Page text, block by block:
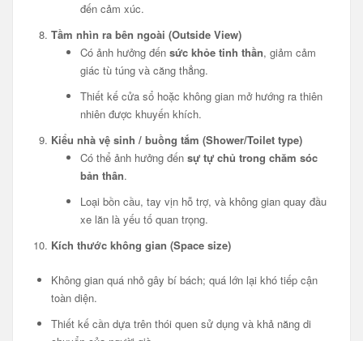
đến cảm xúc.
Tầm nhìn ra bên ngoài (Outside View)
Có ảnh hưởng đến sức khỏe tinh thần, giảm cảm
giác tù túng và căng thẳng.
Thiết kế cửa sổ hoặc không gian mở hướng ra thiên
nhiên được khuyến khích.
Kiểu nhà vệ sinh / buồng tắm (Shower/Toilet type)
Có thể ảnh hưởng đến sự tự chủ trong chăm sóc
bản thân.
Loại bồn cầu, tay vịn hỗ trợ, và không gian quay đầu
xe lăn là yếu tố quan trọng.
Kích thước không gian (Space size)
Không gian quá nhỏ gây bí bách; quá lớn lại khó tiếp cận
toàn diện.
Thiết kế cần dựa trên thói quen sử dụng và khả năng di